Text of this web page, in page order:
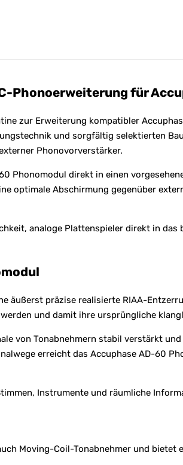
Phonoerweiterung für
zur Erweiterung kompatibler
und sorgfältig selektierten
Phonovorverstärker.
Phonomodul direkt in einen
optimale Abschirmung gegenüber
analoge Plattenspieler direkt in
äußerst präzise realisierte RIAA-
und damit ihre ursprüngliche
von Tonabnehmern stabil verstärkt
erreicht das Accuphase AD-60
Instrumente und räumliche
Moving-Coil-Tonabnehmer und bietet